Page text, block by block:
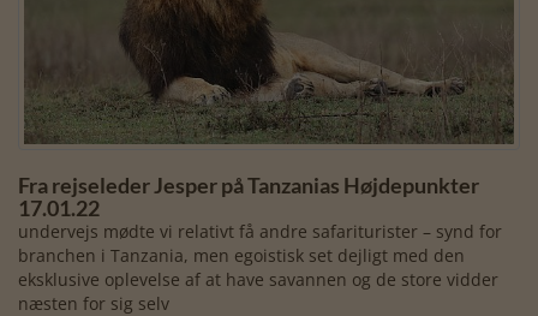
Fra rejseleder Jesper på Tanzanias Højdepunkter
17.01.22
undervejs mødte vi relativt få andre safariturister – synd for
branchen i Tanzania, men egoistisk set dejligt med den
eksklusive oplevelse af at have savannen og de store vidder
næsten for sig selv